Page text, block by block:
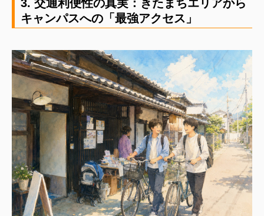
3. 交通利便性の真実：きたまちエリアから
キャンパスへの「最強アクセス」